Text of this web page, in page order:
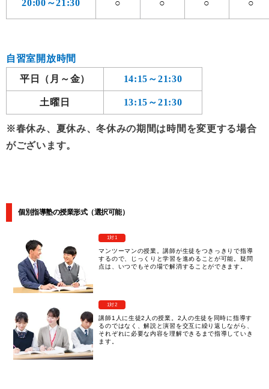
20:00 ～21:30 ○ ○ ○ ○
自習室開放時間
平日（月～金）
14:15 ～21:30
土曜日 13:15 ～21:30
※春休み、夏休み、冬休みの期間は時間を変更する場合
がございます。
個別指導塾の授業形式（選択可能）
1対1
マンツーマンの授業。講師が生徒をつきっきりで指導
するので、じっくりと学習を進めることが可能。疑問
点は、いつでもその場で解消することができます。
1対2
講師1人に生徒2人の授業。2人の生徒を同時に指導す
るのではなく、解説と演習を交互に繰り返しながら、
それぞれに必要な内容を理解できるまで指導していき
ます。